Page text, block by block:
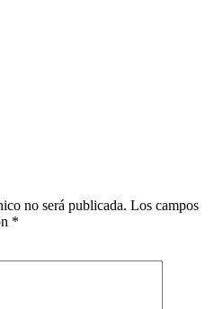
no será publicada. Los campos
*